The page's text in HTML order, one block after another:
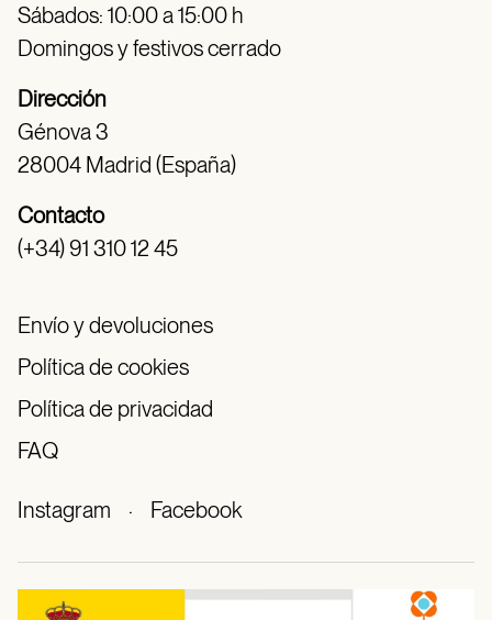
Sábados: 10:00 a 15:00 h
Domingos y festivos cerrado
Dirección
Génova 3
28004 Madrid (España)
Contacto
(+34) 91 310 12 45
Envío y devoluciones
Política de cookies
Política de privacidad
FAQ
Instagram · Facebook